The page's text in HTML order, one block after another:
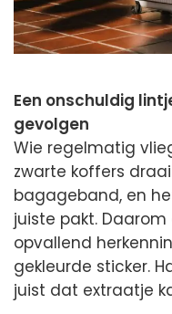
Een onschuldig
gevolgen
Wie regelmatig
zwarte koffers
bagageband, en
juiste pakt.
opvallend
gekleurde sticker.
juist dat extraatje